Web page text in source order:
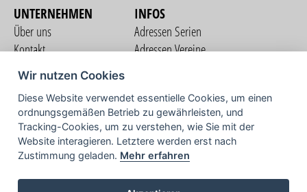
UNTERNEHMEN
Über uns
Kontakt
Nutzungsbedingungen
Datenschutzerklärung
Impressum
INFOS
Adressen Serien
Adressen Vereine
COMMUNITY
TV
Wir nutzen Cookies
Diese Website verwendet essentielle Cookies, um einen
ordnungsgemäßen Betrieb zu gewährleisten, und
Tracking-Cookies, um zu verstehen, wie Sie mit der
Website interagieren. Letztere werden erst nach
Zustimmung geladen. Mehr erfahren